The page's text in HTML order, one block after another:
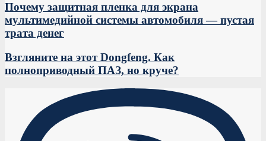
Почему защитная пленка для экрана
мультимедийной системы автомобиля — пустая
трата денег
Взгляните на этот Dongfeng. Как
полноприводный ПАЗ, но круче?